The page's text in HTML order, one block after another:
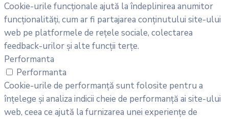
Cookie-urile funcționale ajută la îndeplinirea anumitor
funcționalități, cum ar fi partajarea conținutului site-ului
web pe platformele de rețele sociale, colectarea
feedback-urilor și alte funcții terțe.
Performanta
Performanta
Cookie-urile de performanță sunt folosite pentru a
înțelege și analiza indicii cheie de performanță ai site-ului
web, ceea ce ajută la furnizarea unei experiențe de